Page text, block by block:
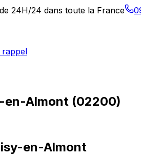
24H/24 dans toute la France
rappel
en-Almont (02200)
en-Almont